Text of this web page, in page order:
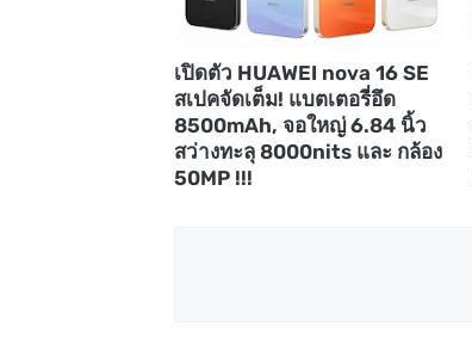
เปิดตัว HUAWEI nova 16 SE
สเปคจัดเต็ม! แบตเตอรี่อึด
8500mAh, จอใหญ่ 6.84 นิ้ว
สว่างทะลุ 8000nits และ กล้อง
50MP !!!